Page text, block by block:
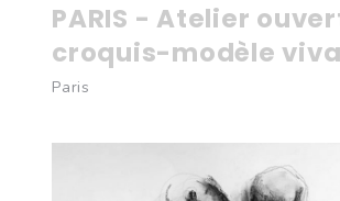
PARIS - Atelier
croquis-modèle
Paris